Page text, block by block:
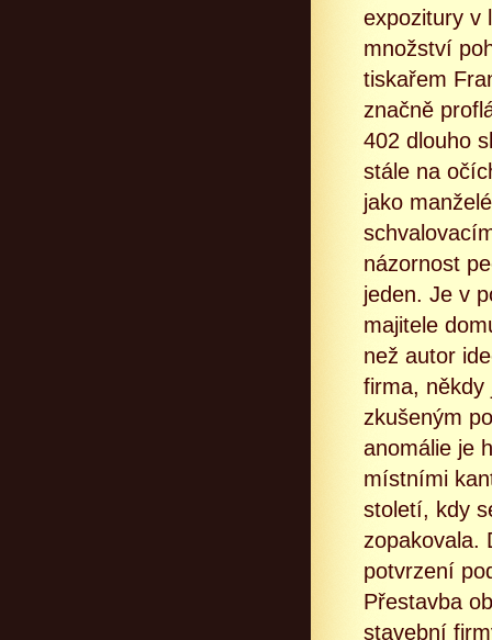
expozitury v
množství
tiskařem
značně
402 dlouho
stále na
jako
názornost
jeden. Je v
majitele
než autor
firma, někdy
zkušeným
anomálie je
místními
století, kdy
zopakovala.
potvrzení
Přestavba
stavební